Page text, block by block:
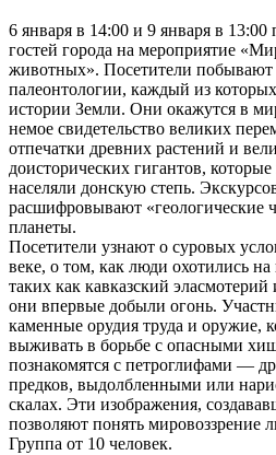
6 января в 14:00 и 9 января в 13:00
гостей города на мероприятие
животных». Посетители побывают
палеонтологии, каждый из
истории Земли. Они окажутся в
немое свидетельство великих
отпечатки древних растений и
доисторических гигантов,
населяли донскую степь.
расшифровывают «геологические
планеты.
Посетители узнают о суровых
веке, о том, как люди охотились
таких как кавказский
они впервые добыли огонь.
каменные орудия труда и оружие,
выживать в борьбе с опасными
познакомятся с петроглифами —
предков, выдолбленными или
скалах. Эти изображения,
позволяют понять мировоззрение
Группа от 10 человек.